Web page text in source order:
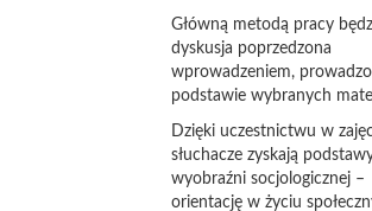
Główną metodą pracy
dyskusja poprzedzona
wprowadzeniem,
podstawie wybranych
Dzięki uczestnictwu w
słuchacze zyskają
wyobraźni socjologicznej –
orientację w życiu